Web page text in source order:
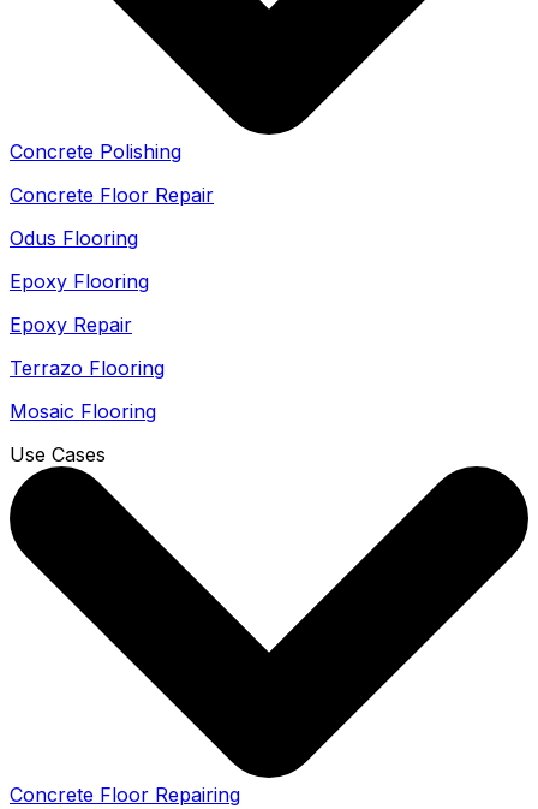
Concrete Polishing
Concrete Floor Repair
Odus Flooring
Epoxy Flooring
Epoxy Repair
Terrazo Flooring
Mosaic Flooring
Use Cases
Concrete Floor Repairing